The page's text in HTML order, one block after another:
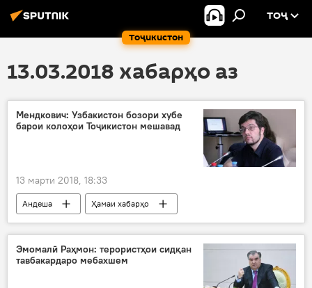
Тоҷикистон
ТОҶ
13.03.2018 хабарҳо аз
Мендкович: Узбакистон бозори хубе
барои колоҳои Тоҷикистон мешавад
13 марти 2018, 18:33
Андеша
Ҳамаи хабарҳо
Узбаикстон
Никита Мендкович
ҳамкорӣ
Дар Тоҷикистон
Эмомалӣ Раҳмон: терористҳои сидқан
тавбакардаро мебахшем